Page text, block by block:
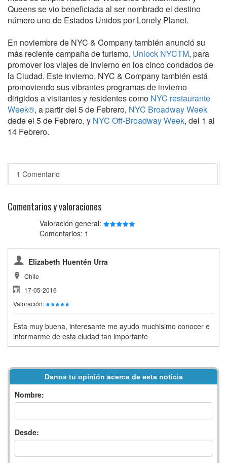
Queens se vio beneficiada al ser nombrado el destino
número uno de Estados Unidos por Lonely Planet.
En noviembre de NYC & Company también anunció su
más reciente campaña de turismo, Unlock NYCTM, para
promover los viajes de invierno en los cinco condados de
la Ciudad. Este invierno, NYC & Company también está
promoviendo sus vibrantes programas de invierno
dirigidos a visitantes y residentes como NYC restaurante
Week®, a partir del 5 de Febrero, NYC Broadway Week
dede el 5 de Febrero, y NYC Off-Broadway Week, del 1 al
14 Febrero.
1 Comentario
Comentarios y valoraciones
Valoración general:
Comentarios: 1
Elizabeth Huentén Urra
Chile
17-05-2016
Valoración:
Esta muy buena, interesante me ayudo muchisimo conocer e
informarme de esta ciudad tan importante
Danos tu opinión acerca de esta noticia
Nombre:
Desde: